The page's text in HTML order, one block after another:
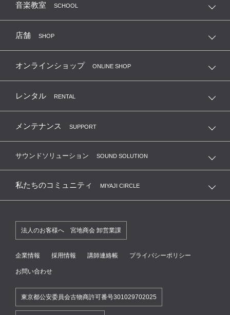
音楽教室 SCHOOL
店舗 SHOP
オンラインショップ ONLINE SHOP
レンタル RENTAL
メンテナンス SUPPORT
サウンドソリューション SOUND SOLUTION
私たちのコミュニティ MIYAJI CIRCLE
法人のお客様へ 宮地商会 卸営業課
企業情報 採用情報 講師連絡帳 プライバシーポリシー
お問い合わせ
東京都公安委員会古物商許可番号301029702025